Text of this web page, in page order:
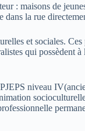
: maisons de
dans la rue
et sociales.
qui possèdent
niveau